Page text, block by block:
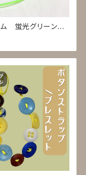
ム 蛍光グリーン
売り